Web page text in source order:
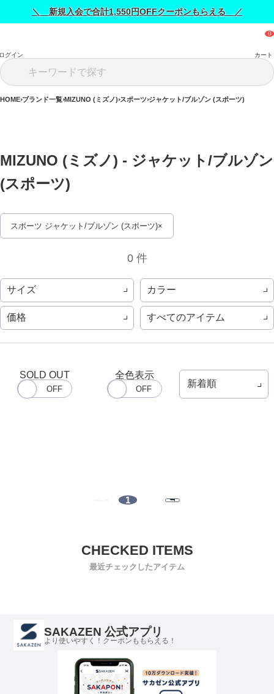
＼ 新規入会で合計1,550円OFFクーポンもらえる ／
グイン カート
HOME ブランド一覧 MIZUNO (ミズノ) スポーツ ジャケット/ブルゾン (スポーツ)
MIZUNO (ミズノ) - ジャケット/ブルゾン
(スポーツ)
スポーツ ジャケット/ブルゾン (スポーツ)
0 件
サイズ カラー
価格 すべてのアイテム
SOLD OUT 全色表示
1
最近チェックしたアイテム
SAKAZEN 公式アプリ
より使いやすく！クーポンももらえる！